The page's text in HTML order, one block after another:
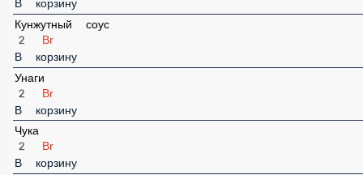
Имбирь
1 Br
В корзину
Вассаби
1 Br
В корзину
Кунжутный соус
2 Br